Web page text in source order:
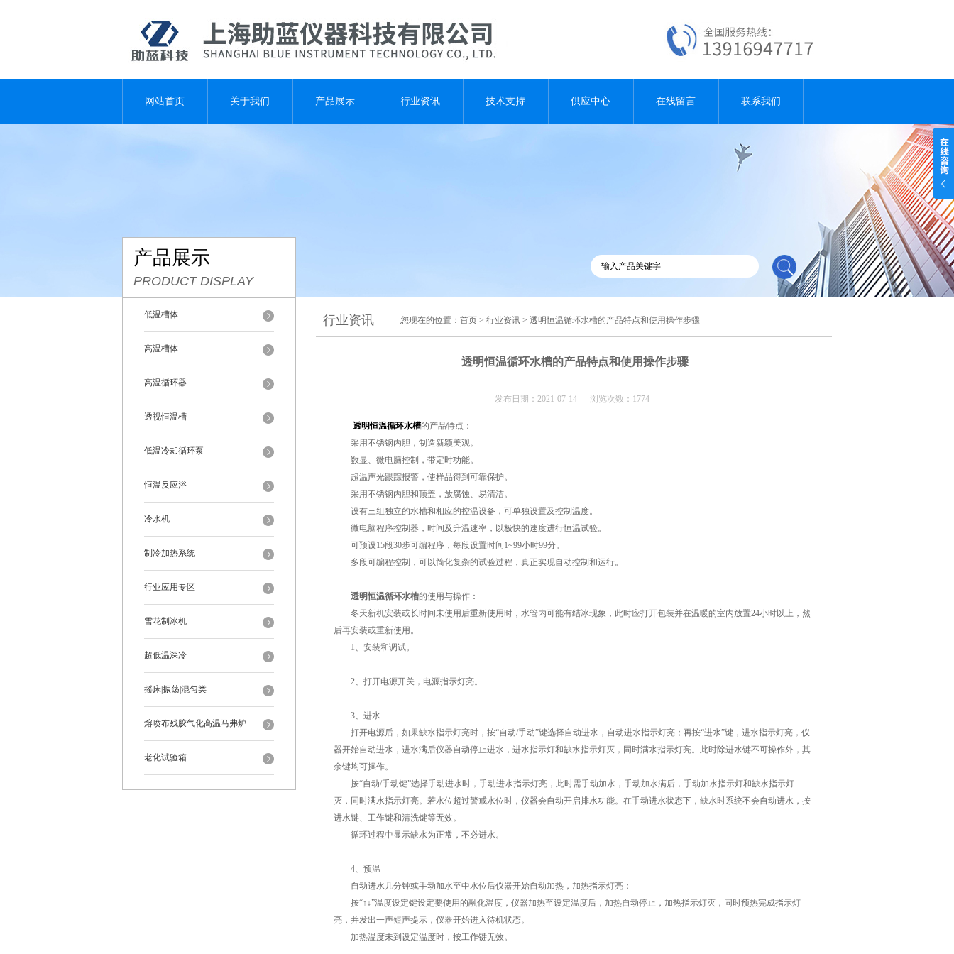
网站首页 关于我们 产品展示 行业资讯 技术支持 供应中心 在线留言 联系我们
产品展示
PRODUCT DISPLAY
低温槽体
高温槽体
高温循环器
透视恒温槽
低温冷却循环泵
恒温反应浴
冷水机
制冷加热系统
行业应用专区
雪花制冰机
超低温深冷
摇床|振荡|混匀类
熔喷布残胶气化高温马弗炉
老化试验箱
行业资讯 您现在的位置： 首页 > 行业资讯 > 透明恒温循环水槽的产品特点和使用操作步骤
透明恒温循环水槽的产品特点和使用操作步骤
发布日期：2021-07-14 浏览次数：1774
透明恒温循环水槽的产品特点：
采用不锈钢内胆，制造新颖美观。
数显、微电脑控制，带定时功能。
超温声光跟踪报警，使样品得到可靠保护。
采用不锈钢内胆和顶盖，放腐蚀、易清洁。
设有三组独立的水槽和相应的控温设备，可单独设置及控制温度。
微电脑程序控制器，时间及升温速率，以极快的速度进行恒温试验。
可预设15段30步可编程序，每段设置时间1~99小时99分。
多段可编程控制，可以简化复杂的试验过程，真正实现自动控制和运行。
透明恒温循环水槽的使用与操作：
冬天新机安装或长时间未使用后重新使用时，水管内可能有结冰现象，此时应打开包装并在温暖的室内放置24小时以上，然
后再安装或重新使用。
1、安装和调试。
2、打开电源开关，电源指示灯亮。
3、进水
打开电源后，如果缺水指示灯亮时，按“自动/手动”键选择自动进水，自动进水指示灯亮；再按“进水”键，进水指示灯亮，仪
器开始自动进水，进水满后仪器自动停止进水，进水指示灯和缺水指示灯灭，同时满水指示灯亮。此时除进水键不可操作外，其
余键均可操作。
按“自动/手动键”选择手动进水时，手动进水指示灯亮，此时需手动加水，手动加水满后，手动加水指示灯和缺水指示灯
灭，同时满水指示灯亮。若水位超过警戒水位时，仪器会自动开启排水功能。在手动进水状态下，缺水时系统不会自动进水，按
进水键、工作键和清洗键等无效。
循环过程中显示缺水为正常，不必进水。
4、预温
自动进水几分钟或手动加水至中水位后仪器开始自动加热，加热指示灯亮；
按“↑↓”温度设定键设定要使用的融化温度，仪器加热至设定温度后，加热自动停止，加热指示灯灭，同时预热完成指示灯
亮，并发出一声短声提示，仪器开始进入待机状态。
加热温度未到设定温度时，按工作键无效。